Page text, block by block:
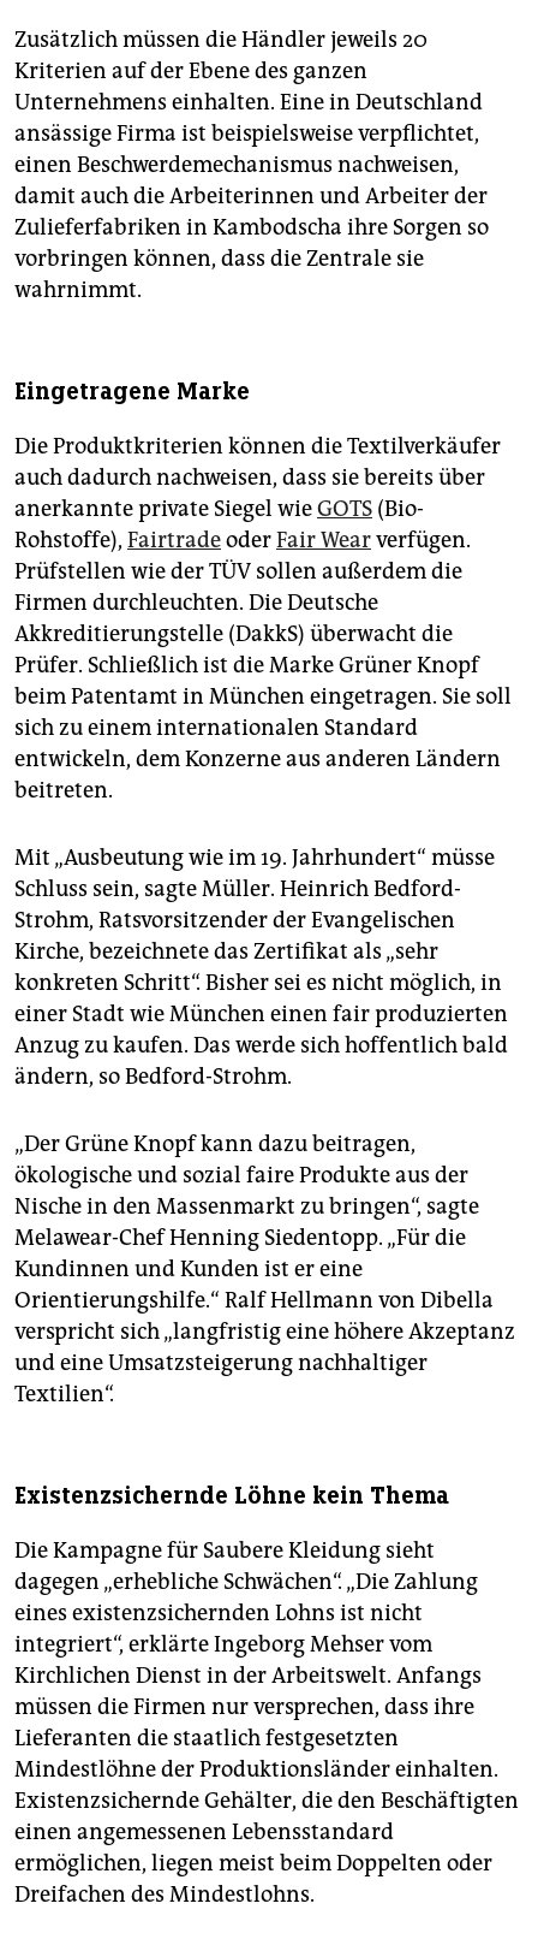
Zusätzlich müssen die Händler jeweils 20
Kriterien auf der Ebene des ganzen
Unternehmens einhalten. Eine in Deutschland
ansässige Firma ist beispielsweise verpflichtet,
einen Beschwerdemechanismus nachweisen,
damit auch die Arbeiterinnen und Arbeiter der
Zulieferfabriken in Kambodscha ihre Sorgen so
vorbringen können, dass die Zentrale sie
wahrnimmt.
Eingetragene Marke
Die Produktkriterien können die Textilverkäufer
auch dadurch nachweisen, dass sie bereits über
anerkannte private Siegel wieGOTS (Bio-
Rohstoffe), FairtradeoderFair Wearverfügen.
Prüfstellen wie der TÜV sollen außerdem die
Firmen durchleuchten. Die Deutsche
Akkreditierungstelle (DakkS) überwacht die
Prüfer. Schließlich ist die Marke Grüner Knopf
beim Patentamt in München eingetragen. Sie soll
sich zu einem internationalen Standard
entwickeln, dem Konzerne aus anderen Ländern
beitreten.
Mit „Ausbeutung wie im 19. Jahrhundert“ müsse
Schluss sein, sagte Müller. Heinrich Bedford-
Strohm, Ratsvorsitzender der Evangelischen
Kirche, bezeichnete das Zertifikat als „sehr
konkreten Schritt“. Bisher sei es nicht möglich, in
einer Stadt wie München einen fair produzierten
Anzug zu kaufen. Das werde sich hoffentlich bald
ändern, so Bedford-Strohm.
„Der Grüne Knopf kann dazu beitragen,
ökologische und sozial faire Produkte aus der
Nische in den Massenmarkt zu bringen“, sagte
Melawear-Chef Henning Siedentopp. „Für die
Kundinnen und Kunden ist er eine
Orientierungshilfe.“ Ralf Hellmann von Dibella
verspricht sich „langfristig eine höhere Akzeptanz
und eine Umsatzsteigerung nachhaltiger
Textilien“.
Existenzsichernde Löhne kein Thema
Die Kampagne für Saubere Kleidung sieht
dagegen „erhebliche Schwächen“. „Die Zahlung
eines existenzsichernden Lohns ist nicht
integriert“, erklärte Ingeborg Mehser vom
Kirchlichen Dienst in der Arbeitswelt. Anfangs
müssen die Firmen nur versprechen, dass ihre
Lieferanten die staatlich festgesetzten
Mindestlöhne der Produktionsländer einhalten.
Existenzsichernde Gehälter, die den Beschäftigten
einen angemessenen Lebensstandard
ermöglichen, liegen meist beim Doppelten oder
Dreifachen des Mindestlohns.